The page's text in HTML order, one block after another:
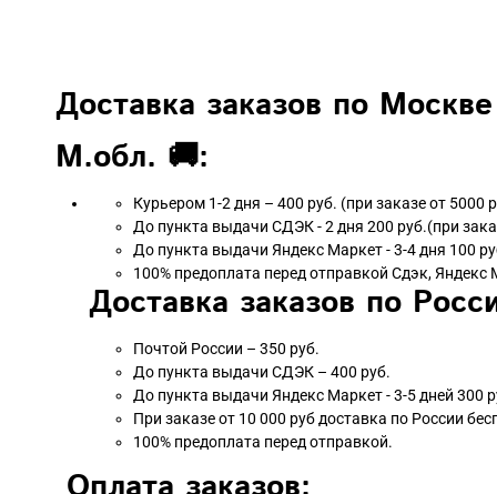
Доставка заказов по
М.обл. 🚚:
Курьером 1-2 дня – 400 руб. (при заказе от 5000
До пункта выдачи СДЭК - 2 дня 200 руб.(при
До пункта выдачи Яндекс Маркет - 3-4 дня 100
100% предоплата перед отправкой Сдэк,
Доставка заказов по
Почтой России – 350 руб.
До пункта выдачи СДЭК – 400 руб.
До пункта выдачи Яндекс Маркет - 3-5 дней 300
При заказе от 10 000 руб доставка по России
100% предоплата перед отправкой.